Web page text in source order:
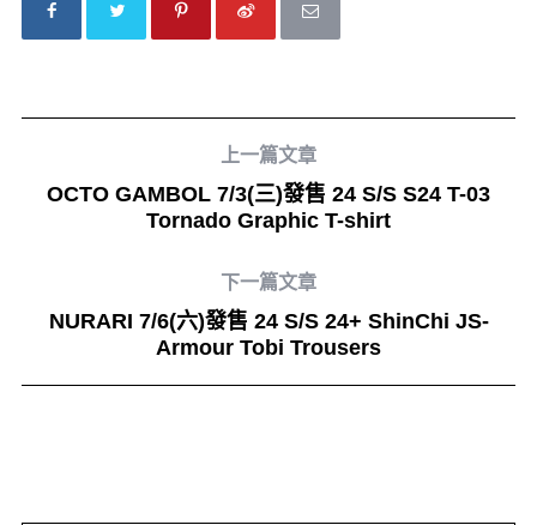
上一篇文章
OCTO GAMBOL 7/3(三)發售 24 S/S S24 T-03
Tornado Graphic T-shirt
下一篇文章
NURARI 7/6(六)發售 24 S/S 24+ ShinChi JS-
Armour Tobi Trousers